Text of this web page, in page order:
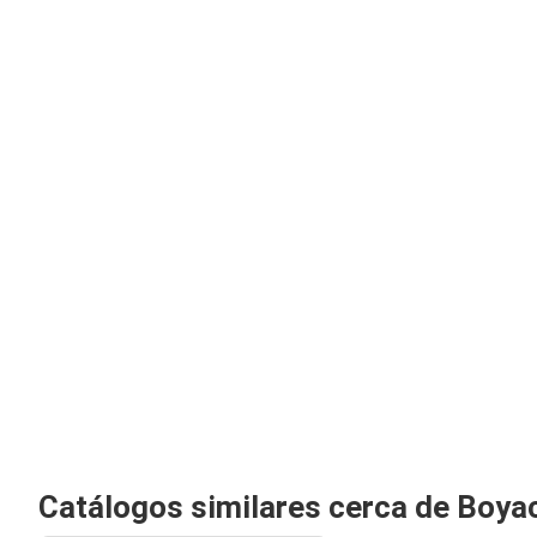
Catálogos similares cerca de